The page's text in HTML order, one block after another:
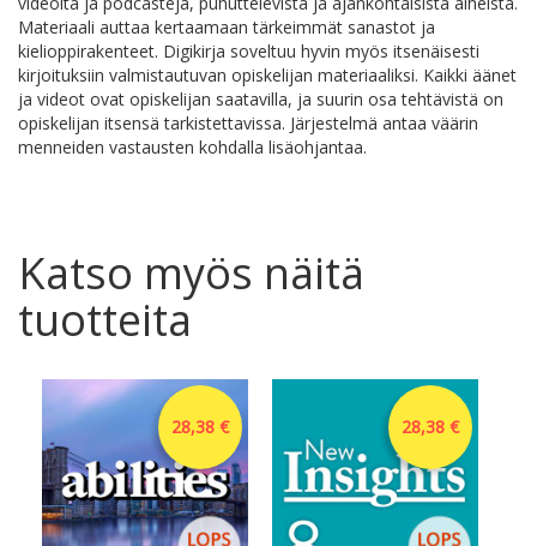
Materiaali auttaa kertaamaan tärkeimmät sanastot ja
kielioppirakenteet. Digikirja soveltuu hyvin myös itsenäisesti
kirjoituksiin valmistautuvan opiskelijan materiaaliksi. Kaikki äänet
ja videot ovat opiskelijan saatavilla, ja suurin osa tehtävistä on
opiskelijan itsensä tarkistettavissa. Järjestelmä antaa väärin
menneiden vastausten kohdalla lisäohjantaa.
Katso myös näitä
tuotteita
28,38 € 28,38 €